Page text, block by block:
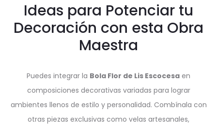
Ideas para Potenciar tu
Decoración con esta Obra
Maestra
Puedes integrar la Bola Flor de Lis Escocesa en
composiciones decorativas variadas para lograr
ambientes llenos de estilo y personalidad. Combínala con
otras piezas exclusivas como velas artesanales,